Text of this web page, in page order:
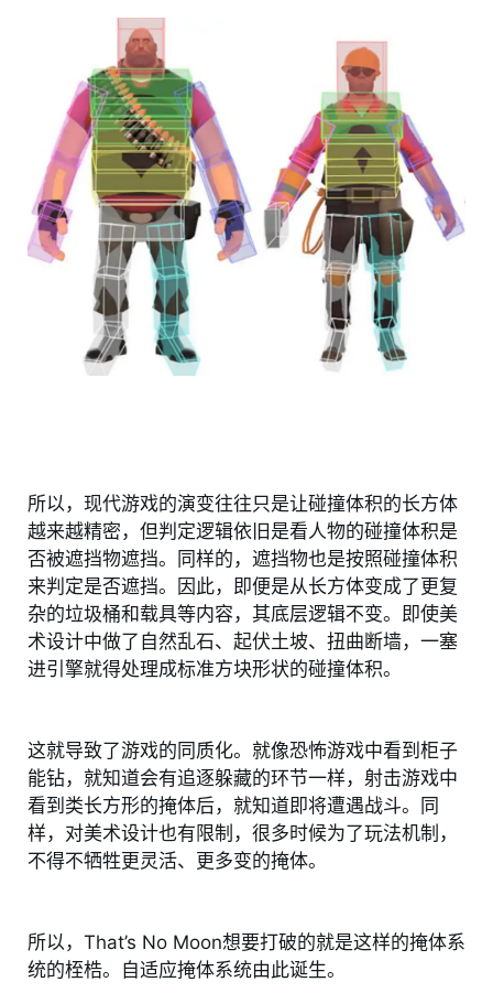
所以，现代游戏的演变往往只是让碰撞体积的长方体
越来越精密，但判定逻辑依旧是看人物的碰撞体积是
否被遮挡物遮挡。同样的，遮挡物也是按照碰撞体积
来判定是否遮挡。因此，即便是从长方体变成了更复
杂的垃圾桶和载具等内容，其底层逻辑不变。即使美
术设计中做了自然乱石、起伏土坡、扭曲断墙，一塞
进引擎就得处理成标准方块形状的碰撞体积。
这就导致了游戏的同质化。就像恐怖游戏中看到柜子
能钻，就知道会有追逐躲藏的环节一样，射击游戏中
看到类长方形的掩体后，就知道即将遭遇战斗。同
样，对美术设计也有限制，很多时候为了玩法机制，
不得不牺牲更灵活、更多变的掩体。
所以，That’s No Moon想要打破的就是这样的掩体系
统的桎梏。自适应掩体系统由此诞生。